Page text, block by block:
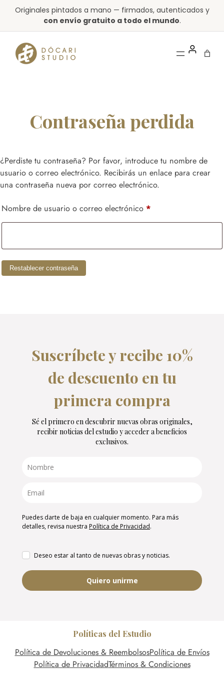
Saltar
contenido
Originales pintados a mano — firmados, autenticados y
con envío gratuito a todo el mundo.
Contraseña perdida
¿Perdiste tu contraseña? Por favor, introduce tu nombre de
usuario o correo electrónico. Recibirás un enlace para crear
una contraseña nueva por correo electrónico.
Nombre de usuario o correo electrónico *
Restablecer contraseña
Suscríbete y recibe 10%
de descuento en tu
primera compra
Sé el primero en descubrir nuevas obras originales,
recibir noticias del estudio y acceder a beneficios
exclusivos.
Puedes darte de baja en cualquier momento. Para más
detalles, revisa nuestra Política de Privacidad.
Deseo estar al tanto de nuevas obras y noticias.
Quiero unirme
Políticas del Estudio
Política de Devoluciones & ReembolsosPolítica de Envíos
Política de PrivacidadTérminos & Condiciones